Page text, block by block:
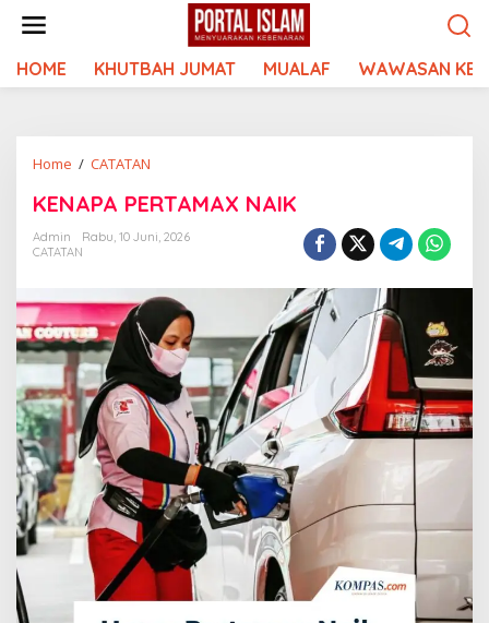
HOME KHUTBAH JUMAT MUALAF WAWASAN
Home / CATATAN
NAIK
KENAPA PERTAMAX NAIK
Admin
Rabu, 10 Juni, 2026
CATATAN